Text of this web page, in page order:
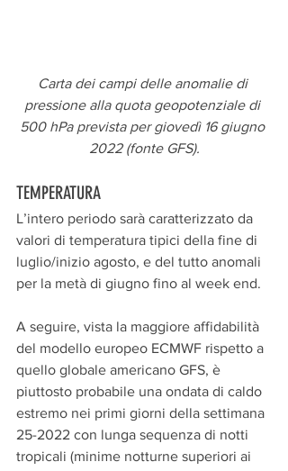
Carta dei campi delle anomalie di
pressione alla quota geopotenziale di
500 hPa prevista per giovedì 16 giugno
2022 (fonte GFS).
TEMPERATURA
L’intero periodo sarà caratterizzato da
valori di temperatura tipici della fine di
luglio/inizio agosto, e del tutto anomali
per la metà di giugno fino al week end.
A seguire, vista la maggiore affidabilità
del modello europeo ECMWF rispetto a
quello globale americano GFS, è
piuttosto probabile una ondata di caldo
estremo nei primi giorni della settimana
25-2022 con lunga sequenza di notti
tropicali (minime notturne superiori ai